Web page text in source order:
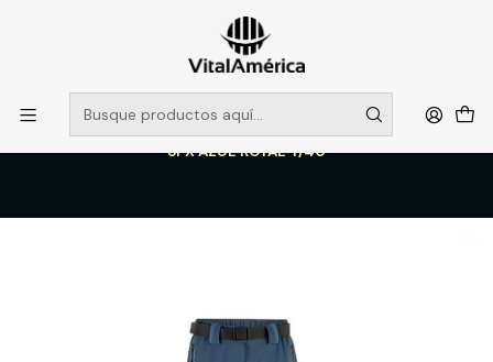
POR SISTEMA FRONTAL SOLO RETIROS EN TIENDA, DESDE
MUCHAS GRACIAS +569 5956 2237
Leer más
Catálogo
VESTIMENTA TECNICA Y CORPORATIVA
PANTALONES DE TRABAJO
PANTALON OUTWORK RIPSTOP ACACIO MUJER 90% NYLON 10%
SPX AZUL ROYAL T/40